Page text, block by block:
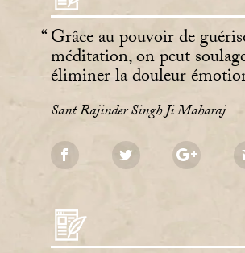
Grâce au pouvoir de
méditation, on peut
éliminer la douleur
Sant Rajinder Singh Ji Maharaj